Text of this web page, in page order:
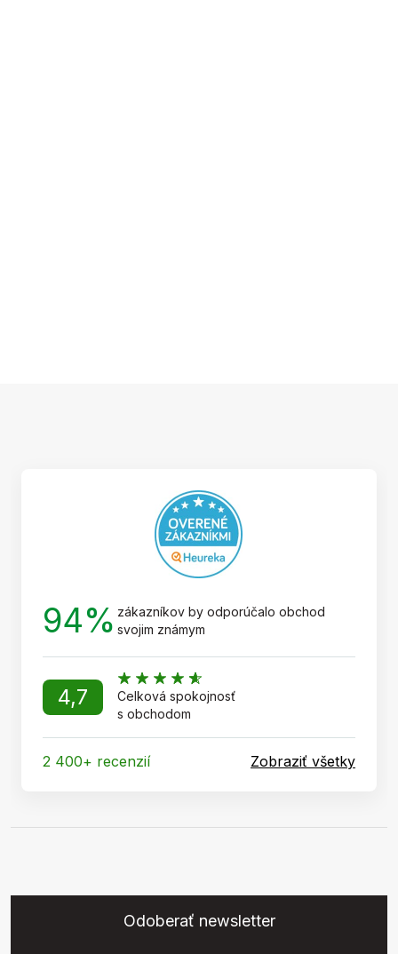
94% zákazníkov by odporúčalo obchod
svojim známym
4,7
Celková spokojnosť
s obchodom
2 400+ recenzií Zobraziť všetky
Odoberať newsletter